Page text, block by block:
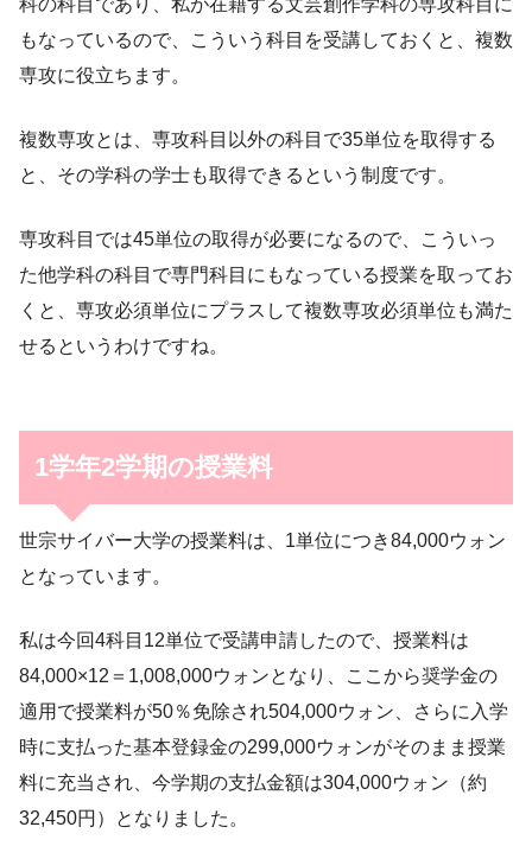
科の科目であり、私が在籍する文芸創作学科の専攻科目に
もなっているので、こういう科目を受講しておくと、複数
専攻に役立ちます。
複数専攻とは、専攻科目以外の科目で35単位を取得する
と、その学科の学士も取得できるという制度です。
専攻科目では45単位の取得が必要になるので、こういっ
た他学科の科目で専門科目にもなっている授業を取ってお
くと、専攻必須単位にプラスして複数専攻必須単位も満た
せるというわけですね。
1学年2学期の授業料
世宗サイバー大学の授業料は、1単位につき84,000ウォン
となっています。
私は今回4科目12単位で受講申請したので、授業料は
84,000×12＝1,008,000ウォンとなり、ここから奨学金の
適用で授業料が50％免除され504,000ウォン、さらに入学
時に支払った基本登録金の299,000ウォンがそのまま授業
料に充当され、今学期の支払金額は304,000ウォン（約
32,450円）となりました。